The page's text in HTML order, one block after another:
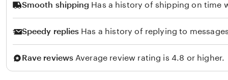
Smooth shipping Has a history of shipping on time
Speedy replies Has a history of replying to
Rave reviews Average review rating is 4.8 or higher.